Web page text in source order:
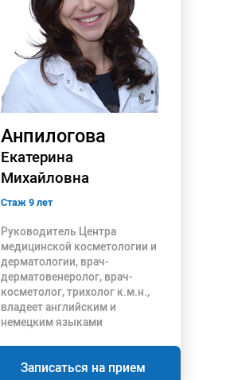
Анпилогова
Екатерина
Михайловна
Стаж 9 лет
Руководитель Центра
медицинской косметологии и
дерматологии, врач-
дерматовенеролог, врач-
косметолог, трихолог к.м.н.,
владеет английским и
немецким языками
Записаться на прием